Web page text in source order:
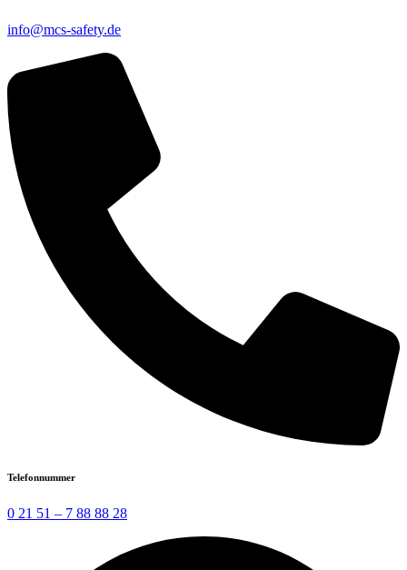
info@mcs-safety.de
Telefonnummer
0 21 51 – 7 88 88 28